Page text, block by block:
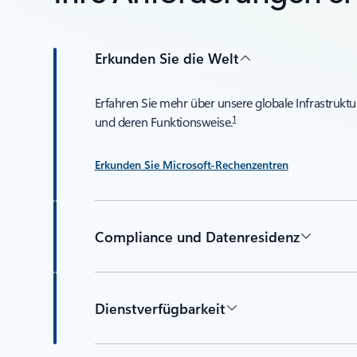
Erkunden Sie die Welt
Erfahren Sie mehr über unsere globale
und deren Funktionsweise.1
Erkunden Sie Microsoft-Rechenzentren
Compliance und Datenresidenz
Dienstverfügbarkeit